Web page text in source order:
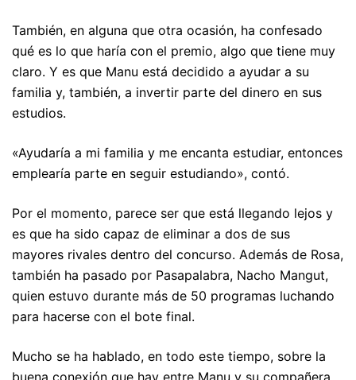
También, en alguna que otra ocasión, ha confesado
qué es lo que haría con el premio, algo que tiene muy
claro. Y es que Manu está decidido a ayudar a su
familia y, también, a invertir parte del dinero en sus
estudios.
«Ayudaría a mi familia y me encanta estudiar, entonces
emplearía parte en seguir estudiando», contó.
Por el momento, parece ser que está llegando lejos y
es que ha sido capaz de eliminar a dos de sus
mayores rivales dentro del concurso. Además de Rosa,
también ha pasado por Pasapalabra, Nacho Mangut,
quien estuvo durante más de 50 programas luchando
para hacerse con el bote final.
Mucho se ha hablado, en todo este tiempo, sobre la